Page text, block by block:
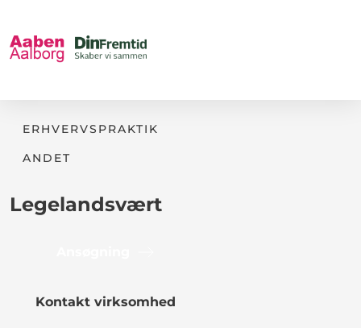
ERHVERVSPRAKTIK
ANDET
Legelandsvært
Kontakt virksomhed